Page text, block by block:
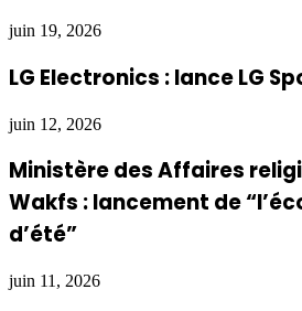
juin 19, 2026
LG Electronics : lance LG
juin 12, 2026
Ministère des Affaires
Wakfs : lancement de
d’été”
juin 11, 2026